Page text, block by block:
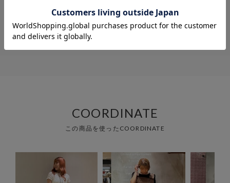
COORDINATE
この商品を使ったCOORDINATE